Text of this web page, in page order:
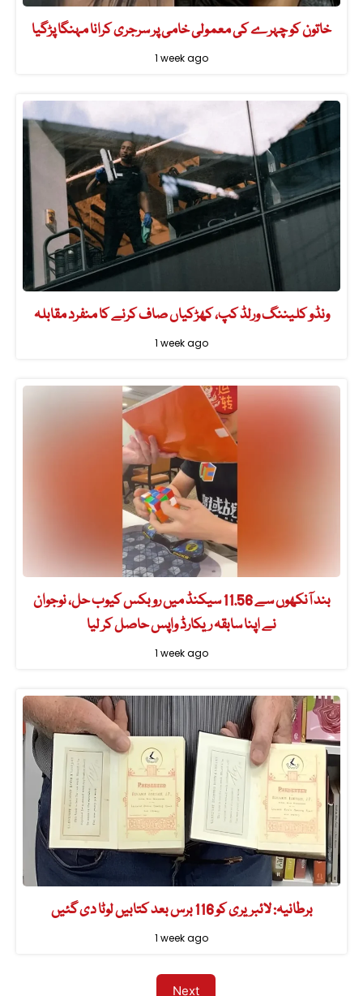
خاتون کو چہرے کی معمولی خامی پر سرجری کرانا مہنگا پڑگیا
1 week ago
ونڈو کلیننگ ورلڈ کپ، کھڑکیاں صاف کرنے کا منفرد مقابلہ
1 week ago
بند آنکھوں سے 11.56 سیکنڈ میں روبکس کیوب حل، نوجوان
نے اپنا سابقہ ریکارڈ واپس حاصل کر لیا
1 week ago
برطانیہ: لائبریری کو 116 برس بعد کتابیں لوٹا دی گئیں
1 week ago
Next